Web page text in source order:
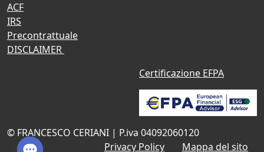
ACF
IRS
Precontrattuale
DISCLAIMER
Certificazione EFPA
© FRANCESCO CERIANI | P.iva 04092060120
Privacy Policy
Mappa del sito